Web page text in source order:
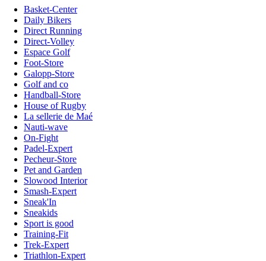
Basket-Center
Daily Bikers
Direct Running
Direct-Volley
Espace Golf
Foot-Store
Galopp-Store
Golf and co
Handball-Store
House of Rugby
La sellerie de Maé
Nauti-wave
On-Fight
Padel-Expert
Pecheur-Store
Pet and Garden
Slowood Interior
Smash-Expert
Sneak'In
Sneakids
Sport is good
Training-Fit
Trek-Expert
Triathlon-Expert